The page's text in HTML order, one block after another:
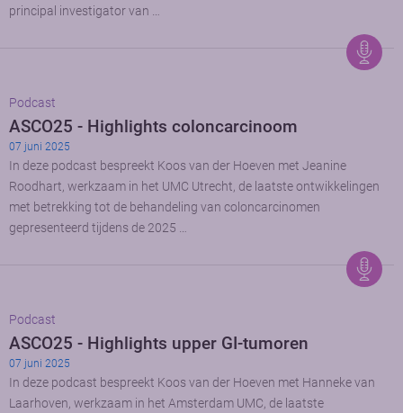
principal investigator van …
Podcast
ASCO25 - Highlights coloncarcinoom
07 juni 2025
In deze podcast bespreekt Koos van der Hoeven met Jeanine
Roodhart, werkzaam in het UMC Utrecht, de laatste ontwikkelingen
met betrekking tot de behandeling van coloncarcinomen
gepresenteerd tijdens de 2025 …
Podcast
ASCO25 - Highlights upper GI-tumoren
07 juni 2025
In deze podcast bespreekt Koos van der Hoeven met Hanneke van
Laarhoven, werkzaam in het Amsterdam UMC, de laatste